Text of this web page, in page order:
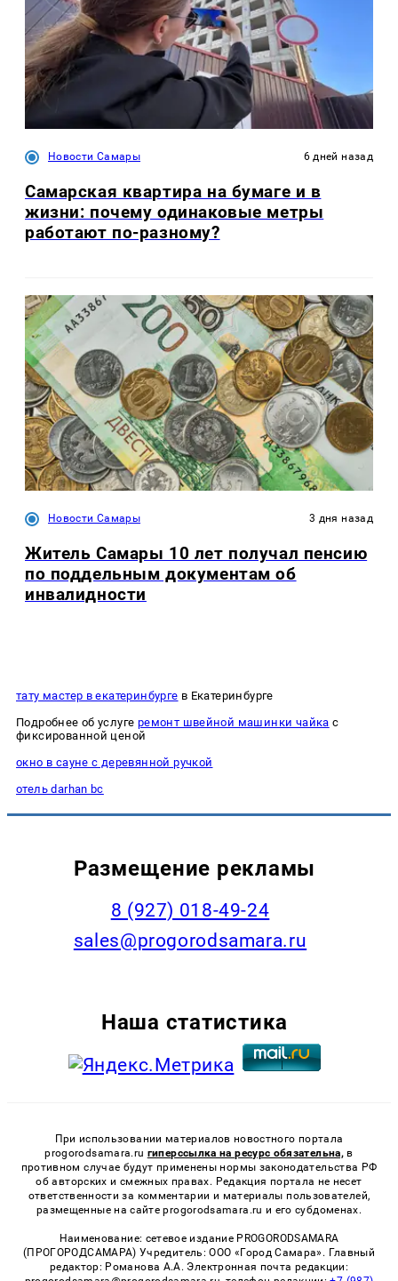
Новости Самары 6 дней назад
Самарская квартира на бумаге и в
жизни: почему одинаковые метры
работают по-разному?
Новости Самары 3 дня назад
Житель Самары 10 лет получал пенсию
по поддельным документам об
инвалидности
тату мастер в екатеринбурге в Екатеринбурге
Подробнее об услуге ремонт швейной машинки чайка с
фиксированной ценой
окно в сауне с деревянной ручкой
отель darhan bc
Размещение рекламы
8 (927) 018-49-24
sales@progorodsamara.ru
Наша статистика
При использовании материалов новостного портала
progorodsamara.ru гиперссылка на ресурс обязательна, в
противном случае будут применены нормы законодательства РФ
об авторских и смежных правах. Редакция портала не несет
ответственности за комментарии и материалы пользователей,
размещенные на сайте progorodsamara.ru и его субдоменах.
Наименование: сетевое издание PROGORODSAMARA
(ПРОГОРОДСАМАРА) Учредитель: ООО «Город Самара». Главный
редактор: Романова А.А. Электронная почта редакции: